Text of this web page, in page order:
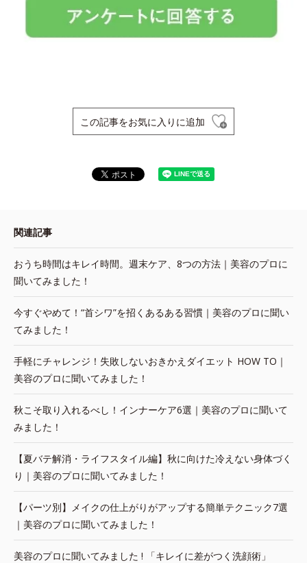
この記事をお気に入りに追加
関連記事
おうち時間はキレイ時間。週末ケア、8つの方法｜美容のプロに
聞いてみました！
今すぐやめて！“首シワ”を招くあるある習慣｜美容のプロに聞い
てみました！
手軽にチャレンジ！失敗しないおきかえダイエット HOW TO｜
美容のプロに聞いてみました！
秋こそ取り入れるべし！インナーケア6選｜美容のプロに聞いて
みました！
【夏バテ解消・ライフスタイル編】秋に向けた冷えない身体づく
り｜美容のプロに聞いてみました！
【パーツ別】メイクの仕上がりがアップする簡単テクニック7選
｜美容のプロに聞いてみました！
美容のプロに聞いてみました ! 「キレイに差がつく洗顔術」